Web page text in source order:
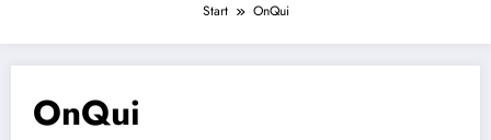
Start OnQui
OnQui